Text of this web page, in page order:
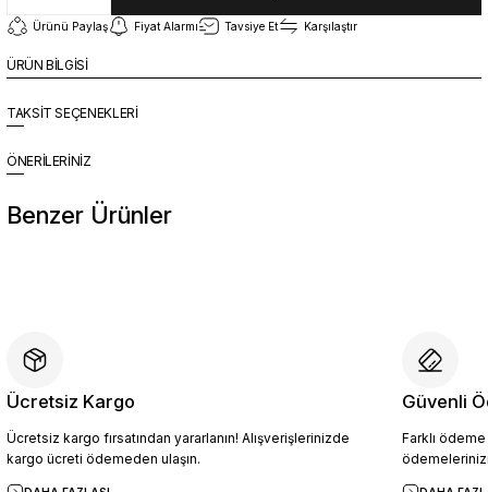
Ürünü Paylaş Fiyat Alarmı Tavsiye Et Karşılaştır
ÜRÜN BİLGİSİ
TAKSİT SEÇENEKLERİ
ÖNERİLERİNİZ
Benzer Ürünler
4.094,10 TL
4.549,00 TL
Sepete Ekle
Ücretsiz Kargo
Ücretsiz kargo fırsatından yararlanın! Alışverişlerinizde
kargo ücreti ödemeden ulaşın.
Güvenli
Farklı